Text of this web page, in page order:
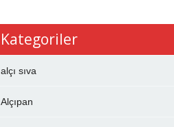
Kategoriler
alçı sıva
Alçıpan